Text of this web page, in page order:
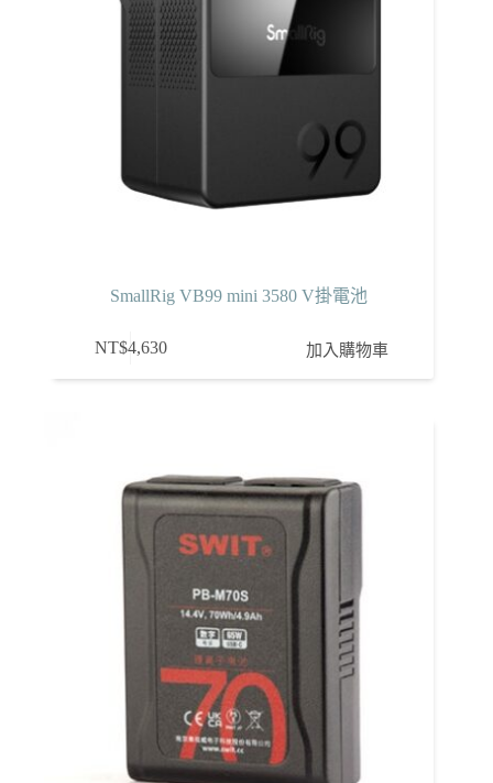
SmallRig VB99 mini 3580 V掛電池
NT$4,630 加入購物車